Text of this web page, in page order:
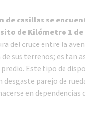
de casillas se
de Kilómetro 1 de
del cruce entre la
sus terrenos; es tan
predio. Este tipo de
desgaste parejo de
en